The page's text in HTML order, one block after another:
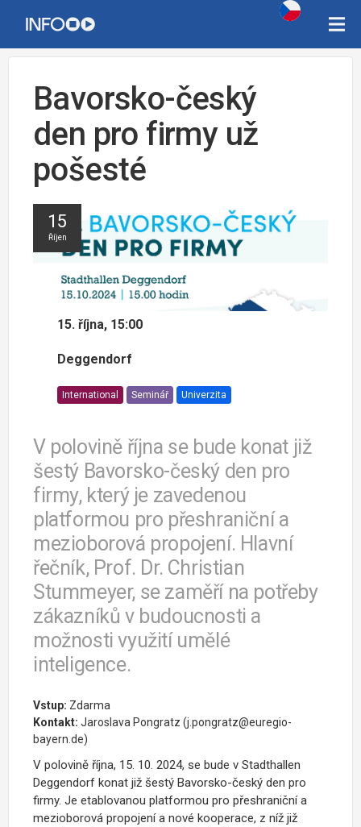
Bavorsko-český
den pro firmy už
pošesté
15
Říjen
15. října, 15:00
Deggendorf
International Seminář Univerzita
V polovině října se bude konat již
šestý Bavorsko-český den pro
firmy, který je zavedenou
platformou pro přeshraniční a
mezioborová propojení. Hlavní
řečník, Prof. Dr. Christian
Stummeyer, se zaměří na potřeby
zákazníků v budoucnosti a
možnosti využití umělé
inteligence.
Vstup: Zdarma
Kontakt: Jaroslava Pongratz (j.pongratz@euregio-
bayern.de)
V polovině října, 15. 10. 2024, se bude v Stadthallen
Deggendorf konat již šestý Bavorsko-český den pro
firmy. Je etablovanou platformou pro přeshraniční a
mezioborová propojení a nové kooperace, z níž již